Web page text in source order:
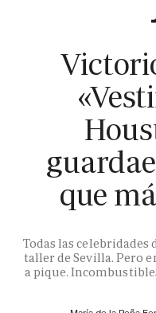
que
Todas las celebridades
taller de Sevilla. Pero
a pique.